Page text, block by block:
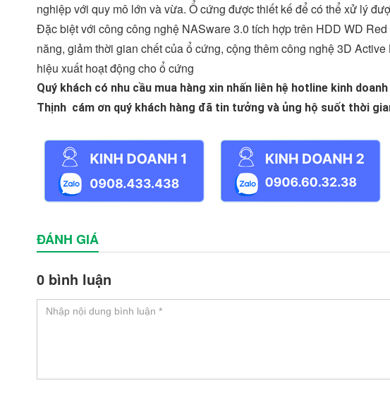
nghiệp với quy mô lớn và vừa. Ổ cứng được thiết kế để có thể xử lý
Đặc biệt với công công nghệ NASware 3.0 tích hợp trên HDD WD
năng, giảm thời gian chết của ổ cứng, cộng thêm công nghệ 3D
hiệu xuất hoạt động cho ổ cứng
Quý khách có nhu cầu mua hàng xin nhấn liên hệ hotline kinh
Thịnh cám ơn quý khách hàng đã tin tưởng và ủng hộ suốt thời
ĐÁNH GIÁ
0 bình luận